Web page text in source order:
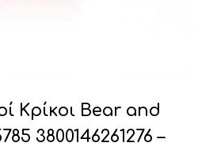
Κρίκοι Bear and
3800146261276 –